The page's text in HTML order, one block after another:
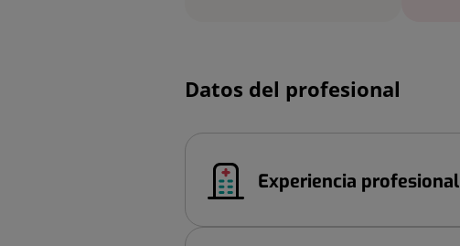
Datos del profesional
Experiencia profesional